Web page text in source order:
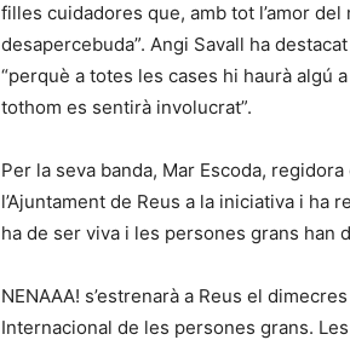
filles cuidadores que, amb tot l’amor
desapercebuda”. Angi Savall ha
“perquè a totes les cases hi haurà algú
tothom es sentirà involucrat”.
Per la seva banda, Mar Escoda,
l’Ajuntament de Reus a la iniciativa i ha
ha de ser viva i les persones grans han
NENAAA! s’estrenarà a Reus el
Internacional de les persones grans.